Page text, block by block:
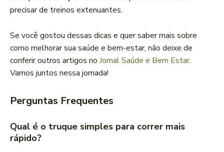
precisar de treinos extenuantes.
Se você gostou dessas dicas e quer saber mais sobre
como melhorar sua saúde e bem-estar, não deixe de
conferir outros artigos no Jornal Saúde e Bem Estar.
Vamos juntos nessa jornada!
Perguntas Frequentes
Qual é o truque simples para correr mais
rápido?